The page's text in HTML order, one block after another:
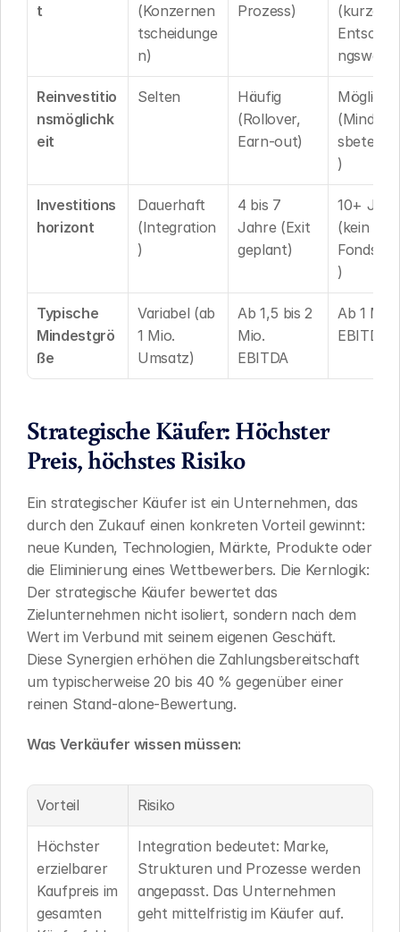
t
(Konzernen
tscheidunge
n)
Prozess)
(kurze
ngswege)
Reinvestitio
nsmöglichk
eit
Selten
Häufig
(Rollover,
Earn-out)
Möglich
)
Investitions
horizont
Dauerhaft
(Integration
)
4 bis 7
Jahre (Exit
geplant)
10+
(kein
)
Typische
Mindestgrö
ße
Variabel (ab
1 Mio.
Umsatz)
Ab 1,5 bis 2
Mio.
EBITDA
Ab 1 Mio.
EBITDA
Strategische Käufer: Höchster
Preis, höchstes Risiko
Ein strategischer Käufer ist ein Unternehmen, das
durch den Zukauf einen konkreten Vorteil gewinnt:
neue Kunden, Technologien, Märkte, Produkte oder
die Eliminierung eines Wettbewerbers. Die Kernlogik:
Der strategische Käufer bewertet das
Zielunternehmen nicht isoliert, sondern nach dem
Wert im Verbund mit seinem eigenen Geschäft.
Diese Synergien erhöhen die Zahlungsbereitschaft
um typischerweise 20 bis 40 % gegenüber einer
reinen Stand-alone-Bewertung.
Was Verkäufer wissen müssen:
Vorteil Risiko
Höchster
erzielbarer
Kaufpreis im
gesamten
Integration bedeutet: Marke,
Strukturen und Prozesse werden
angepasst. Das Unternehmen
geht mittelfristig im Käufer auf.